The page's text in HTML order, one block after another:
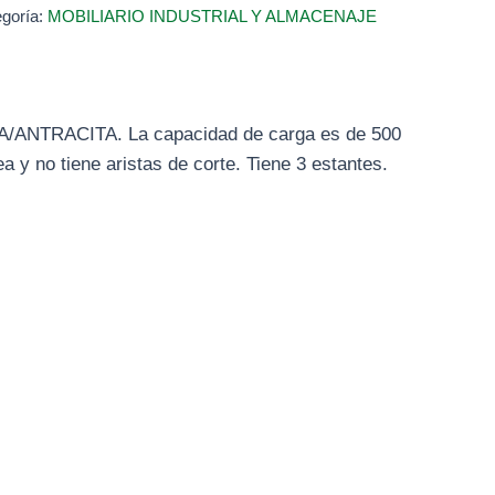
MOBILIARIO INDUSTRIAL Y ALMACENAJE
ANTRACITA. La capacidad de carga es de 500
y no tiene aristas de corte. Tiene 3 estantes.